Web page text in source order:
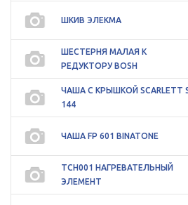
ШКИВ ЭЛЕКМА
ШЕСТЕРНЯ МАЛАЯ К
РЕДУКТОРУ BOSH
ЧАША С КРЫШКОЙ SCARLETT
144
ЧАША FP 601 BINATONE
ТСН001 НАГРЕВАТЕЛЬНЫЙ
ЭЛЕМЕНТ